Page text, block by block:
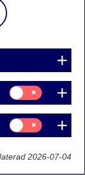
större del av
industri
samtidigt
där industrin i
befästa sina
Samtycke
för:
Statistik
Samtycke
för:
Marknadsföring
2026-07-04